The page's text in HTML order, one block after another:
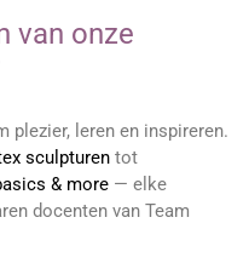
van onze
plezier, leren en inspireren.
sculpturen tot
& more — elke
docenten van Team